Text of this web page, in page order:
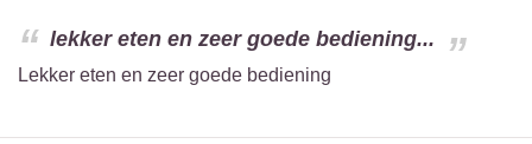
lekker eten en zeer goede bediening...
Lekker eten en zeer goede bediening